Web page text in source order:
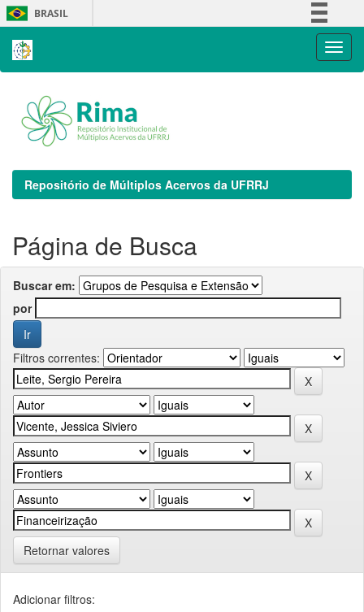
Skip
navigation
BRASIL
Repositório de Múltiplos Acervos da UFRRJ
Página de Busca
Buscar em:
por
Filtros correntes:
Retornar valores
Adicionar filtros: